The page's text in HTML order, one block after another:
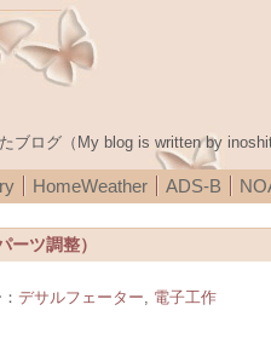
ブログ（My blog is written by
HomeWeather ADS-B
ツ調整）
デサルフェーター, 電子工作